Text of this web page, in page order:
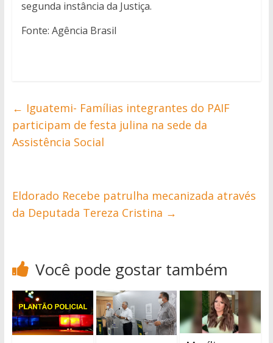
segunda instância da Justiça.
Fonte: Agência Brasil
← Iguatemi- Famílias integrantes do PAIF
participam de festa julina na sede da
Assistência Social
Eldorado Recebe patrulha mecanizada através
da Deputada Tereza Cristina →
Você pode gostar também